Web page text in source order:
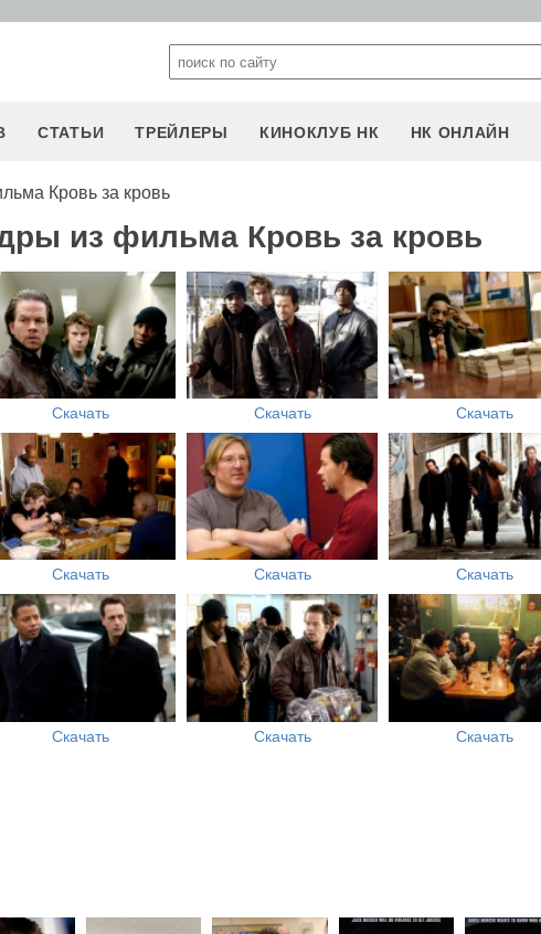
СТАТЬИ ТРЕЙЛЕРЫ КИНОКЛУБ НК НК ОНЛАЙН
Кровь за кровь
из фильма Кровь за кровь
Скачать Скачать Скачать
Скачать Скачать Скачать
Скачать Скачать Скачать